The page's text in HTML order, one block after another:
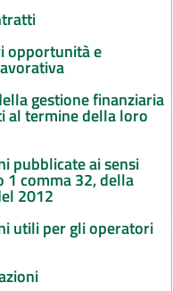
opportunità e
gestione finanziaria
al termine della loro
pubblicate ai sensi
comma 32, della
2012
utili per gli operatori